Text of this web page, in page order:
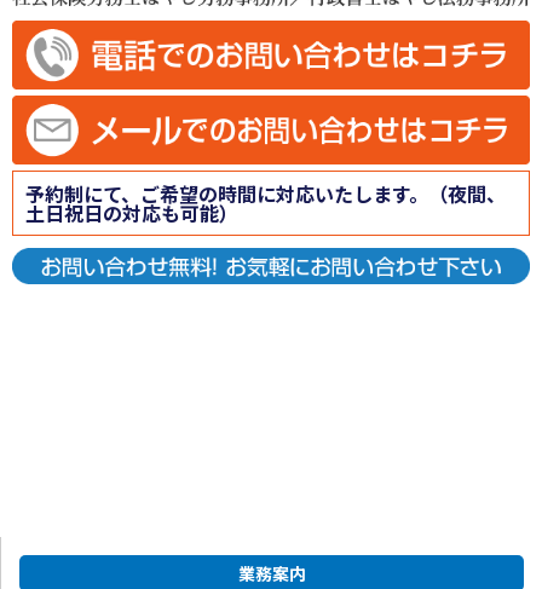
予約制にて、ご希望の時間に対応いたします。（夜間、
土日祝日の対応も可能）
業務案内